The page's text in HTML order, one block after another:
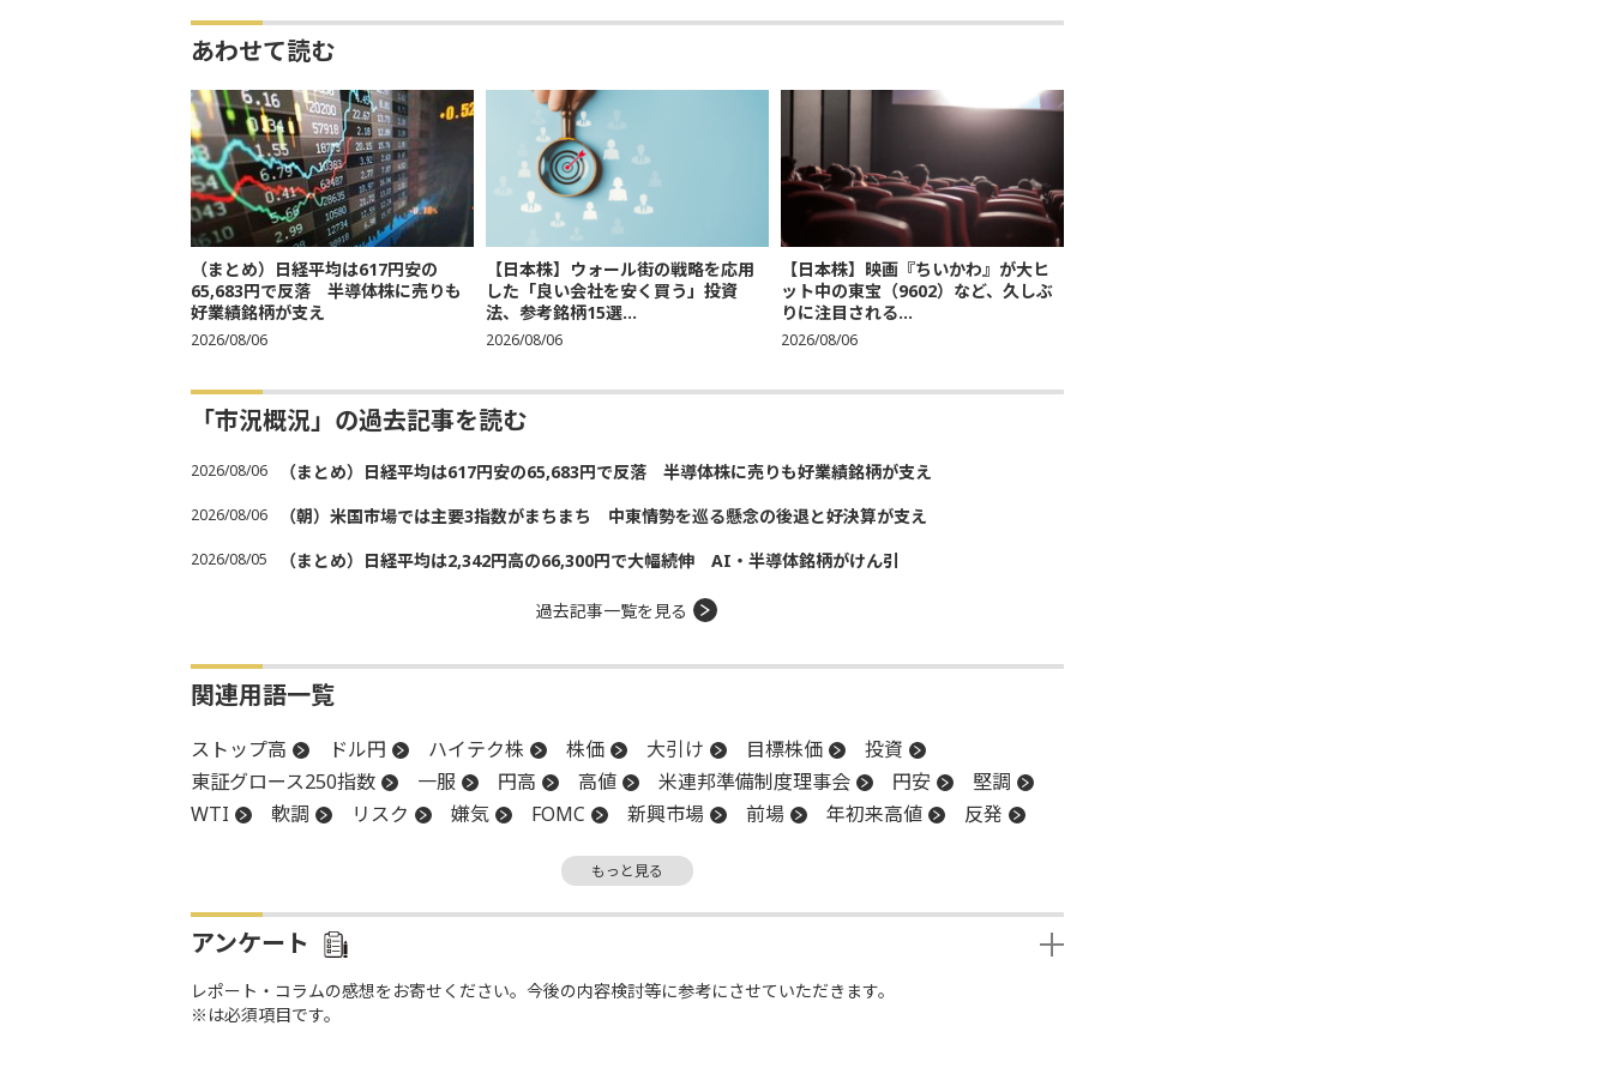
あわせて読む
（まとめ）日経平均は617円安の
65,683円で反落 半導体株に売りも
好業績銘柄が支え
2026/08/06
【日本株】ウォール街の戦略を応用
した「良い会社を安く買う」投資
法、参考銘柄15選...
2026/08/06
【日本株】映画『ちいかわ』が大ヒ
ット中の東宝（9602）など、久しぶ
りに注目される...
2026/08/06
「市況概況」の過去記事を読む
2026/08/06 （まとめ）日経平均は617円安の65,683円で反落 半導体株に売りも好業績銘柄が支え
2026/08/06 （朝）米国市場では主要3指数がまちまち 中東情勢を巡る懸念の後退と好決算が支え
2026/08/05 （まとめ）日経平均は2,342円高の66,300円で大幅続伸 AI・半導体銘柄がけん引
過去記事一覧を見る
関連用語一覧
ストップ高 ドル円 ハイテク株 株価 大引け 目標株価
投資
東証グロース250指数
一服 円高 高値 米連邦準備制度理事会 円安
堅調
WTI
軟調 リスク 嫌気 FOMC 新興市場 前場 年初来高値
反発
後場 材料 下値
安値
もっと見る
アンケート
レポート・コラムの感想をお寄せください。今後の内容検討等に参考にさせていただきます。
※は必須項目です。